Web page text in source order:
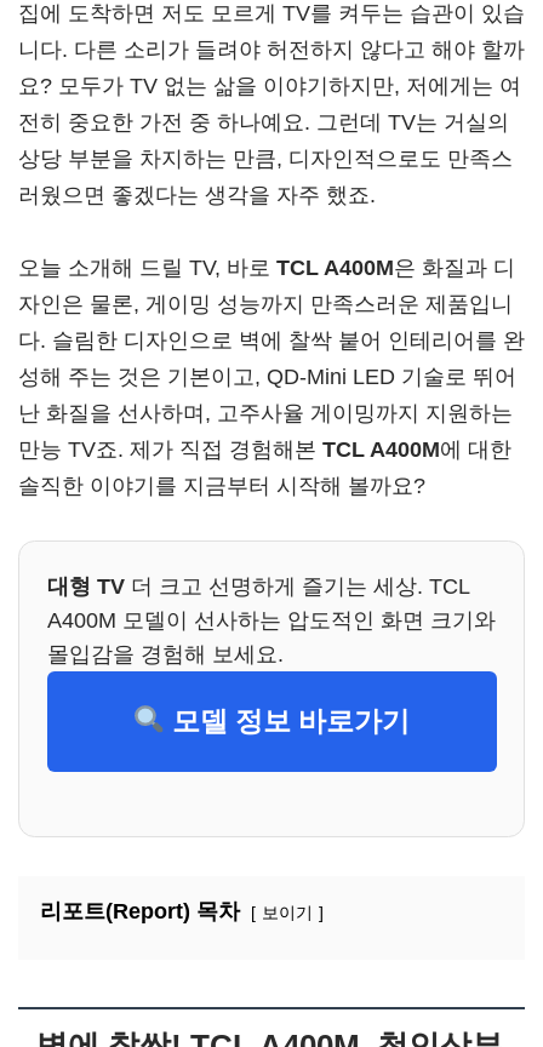
집에 도착하면 저도 모르게 TV를 켜두는 습관이 있습
니다. 다른 소리가 들려야 허전하지 않다고 해야 할까
요? 모두가 TV 없는 삶을 이야기하지만, 저에게는 여
전히 중요한 가전 중 하나예요. 그런데 TV는 거실의
상당 부분을 차지하는 만큼, 디자인적으로도 만족스
러웠으면 좋겠다는 생각을 자주 했죠.
오늘 소개해 드릴 TV, 바로 TCL A400M은 화질과 디
자인은 물론, 게이밍 성능까지 만족스러운 제품입니
다. 슬림한 디자인으로 벽에 찰싹 붙어 인테리어를 완
성해 주는 것은 기본이고, QD-Mini LED 기술로 뛰어
난 화질을 선사하며, 고주사율 게이밍까지 지원하는
만능 TV죠. 제가 직접 경험해본 TCL A400M에 대한
솔직한 이야기를 지금부터 시작해 볼까요?
대형 TV더 크고 선명하게 즐기는 세상. TCL
A400M 모델이 선사하는 압도적인 화면 크기와
몰입감을 경험해 보세요.
모델 정보 바로가기
리포트(Report) 목차 보이기